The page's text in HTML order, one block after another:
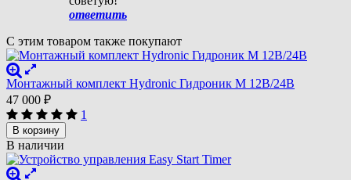
ответить
С этим товаром также покупают
Монтажный комплект Hydronic Гидроник M 12В/24В
47 000 ₽
1
В корзину
В наличии